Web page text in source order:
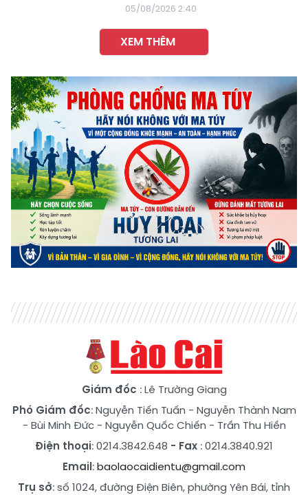
05/08/2026 2:40
XEM THÊM
Giám đốc : Lê Trường Giang
Phó Giám đốc:Nguyễn Tiến Tuấn - Nguyễn Thành Nam
- Bùi Minh Đức- Nguyễn Quốc Chiến - Trần Thu Hiền
Điện thoại: 0214.3842.648 - Fax : 0214.3840.921
Email:baolaocaidientu@gmail.com
Trụ sở: số 1024, đường Điện Biên, phường Yên Bái, tỉnh